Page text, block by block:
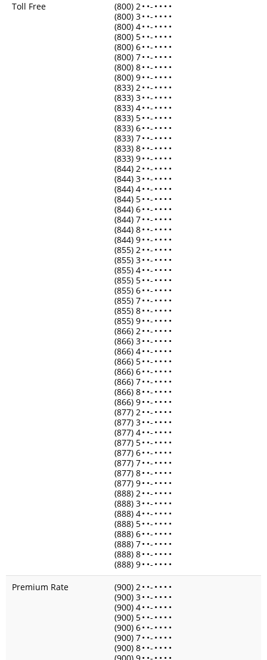
Toll Free
(800) 2• •- • • • •
(800) 3• •- • • • •
(800) 4• •- • • • •
(800) 5• •- • • • •
(800) 6• •- • • • •
(800) 7• •- • • • •
(800) 8• •- • • • •
(800) 9• •- • • • •
(833) 2• •- • • • •
(833) 3• •- • • • •
(833) 4• •- • • • •
(833) 5• •- • • • •
(833) 6• •- • • • •
(833) 7• •- • • • •
(833) 8• •- • • • •
(833) 9• •- • • • •
(844) 2• •- • • • •
(844) 3• •- • • • •
(844) 4• •- • • • •
(844) 5• •- • • • •
(844) 6• •- • • • •
(844) 7• •- • • • •
(844) 8• •- • • • •
(844) 9• •- • • • •
(855) 2• •- • • • •
(855) 3• •- • • • •
(855) 4• •- • • • •
(855) 5• •- • • • •
(855) 6• •- • • • •
(855) 7• •- • • • •
(855) 8• •- • • • •
(855) 9• •- • • • •
(866) 2• •- • • • •
(866) 3• •- • • • •
(866) 4• •- • • • •
(866) 5• •- • • • •
(866) 6• •- • • • •
(866) 7• •- • • • •
(866) 8• •- • • • •
(866) 9• •- • • • •
(877) 2• •- • • • •
(877) 3• •- • • • •
(877) 4• •- • • • •
(877) 5• •- • • • •
(877) 6• •- • • • •
(877) 7• •- • • • •
(877) 8• •- • • • •
(877) 9• •- • • • •
(888) 2• •- • • • •
(888) 3• •- • • • •
(888) 4• •- • • • •
(888) 5• •- • • • •
(888) 6• •- • • • •
(888) 7• •- • • • •
(888) 8• •- • • • •
(888) 9• •- • • • •
Premium Rate
(900) 2• •- • • • •
(900) 3• •- • • • •
(900) 4• •- • • • •
(900) 5• •- • • • •
(900) 6• •- • • • •
(900) 7• •- • • • •
(900) 8• •- • • • •